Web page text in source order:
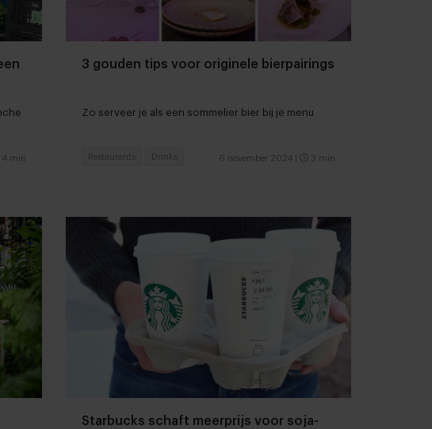
4 min
3 gouden tips voor originele bierpairings
Zo serveer je als een sommelier bier bij je menu
6 november 2024 3 min
Restaurants Drinks
Starbucks schaft meerprijs voor soja-